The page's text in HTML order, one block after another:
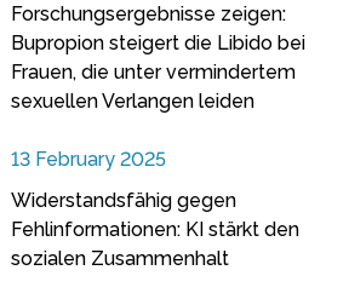
Forschungsergebnisse zeigen:
Bupropion steigert die Libido bei
Frauen, die unter vermindertem
sexuellen Verlangen leiden
13 February 2025
Widerstandsfähig gegen
Fehlinformationen: KI stärkt den
sozialen Zusammenhalt